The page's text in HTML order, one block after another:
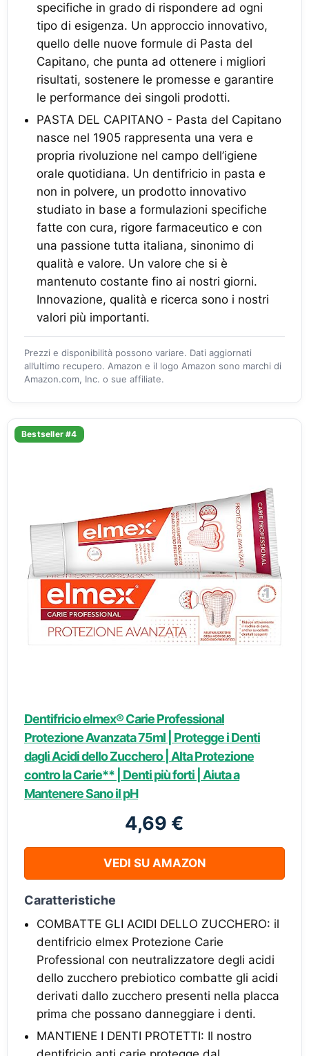
specifiche in grado di rispondere ad ogni
tipo di esigenza. Un approccio innovativo,
quello delle nuove formule di Pasta del
Capitano, che punta ad ottenere i migliori
risultati, sostenere le promesse e garantire
le performance dei singoli prodotti.
PASTA DEL CAPITANO - Pasta del Capitano
nasce nel 1905 rappresenta una vera e
propria rivoluzione nel campo dell’igiene
orale quotidiana. Un dentifricio in pasta e
non in polvere, un prodotto innovativo
studiato in base a formulazioni specifiche
fatte con cura, rigore farmaceutico e con
una passione tutta italiana, sinonimo di
qualità e valore. Un valore che si è
mantenuto costante fino ai nostri giorni.
Innovazione, qualità e ricerca sono i nostri
valori più importanti.
Prezzi e disponibilità possono variare. Dati aggiornati
all’ultimo recupero. Amazon e il logo Amazon sono marchi di
Amazon.com, Inc. o sue affiliate.
Bestseller #4
Dentifricio elmex® Carie Professional
Protezione Avanzata 75ml | Protegge i Denti
dagli Acidi dello Zucchero | Alta Protezione
contro la Carie** | Denti più forti | Aiuta a
Mantenere Sano il pH
4,69 €
VEDI SU AMAZON
Caratteristiche
COMBATTE GLI ACIDI DELLO ZUCCHERO: il
dentifricio elmex Protezione Carie
Professional con neutralizzatore degli acidi
dello zucchero prebiotico combatte gli acidi
derivati dallo zucchero presenti nella placca
prima che possano danneggiare i denti.
MANTIENE I DENTI PROTETTI: Il nostro